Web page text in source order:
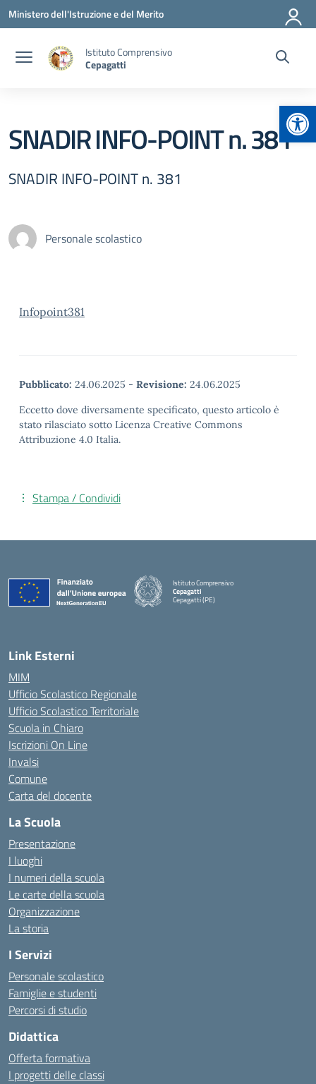
Vai ai contenuti
Vai al menu di navigazione
Vai al footer
Ministero dell'Istruzione e del Merito
Istituto Comprensivo
Cepagatti
SNADIR INFO-POINT n. 381
SNADIR INFO-POINT n. 381
Personale scolastico
Infopoint381
Pubblicato: 24.06.2025 - Revisione: 24.06.2025
Eccetto dove diversamente specificato, questo articolo è
stato rilasciato sotto Licenza Creative Commons
Attribuzione 4.0 Italia.
Stampa / Condividi
Istituto Comprensivo
Cepagatti
Cepagatti (PE)
— Visita la pagina iniziale della scuola
Link Esterni
MIM
Ufficio Scolastico Regionale
Ufficio Scolastico Territoriale
Scuola in Chiaro
Iscrizioni On Line
Invalsi
Comune
Carta del docente
La Scuola
Presentazione
I luoghi
I numeri della scuola
Le carte della scuola
Organizzazione
La storia
I Servizi
Personale scolastico
Famiglie e studenti
Percorsi di studio
Didattica
Offerta formativa
I progetti delle classi